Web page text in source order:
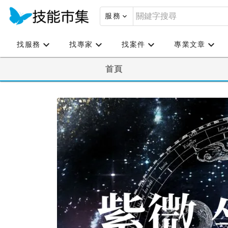
服務
找服務 找專家 找案件 專業文章
首頁